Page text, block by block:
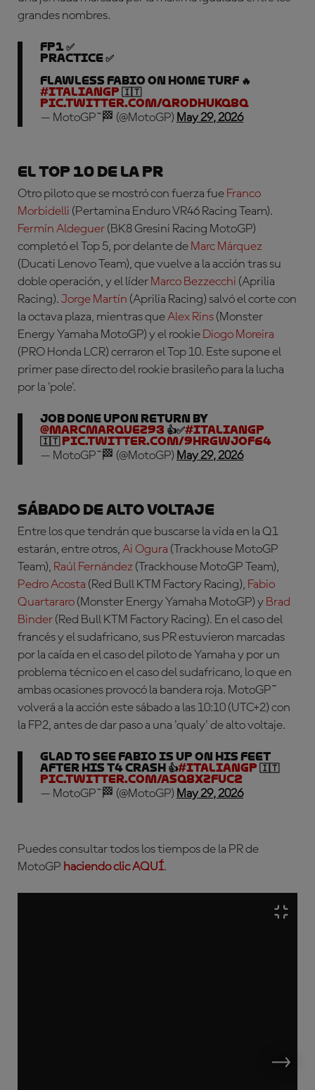
grandes nombres.
FP1 ✅
Practice ✅
Flawless Fabio on home turf 🔥
#ItalianGP 🇮🇹
pic.twitter.com/QrOdhUkq8Q
— MotoGP™🏁 (@MotoGP) May 29, 2026
El Top 10 de la PR
Otro piloto que se mostró con fuerza fue Franco
Morbidelli (Pertamina Enduro VR46 Racing Team).
Fermín Aldeguer (BK8 Gresini Racing MotoGP)
completó el Top 5, por delante de Marc Márquez
(Ducati Lenovo Team), que vuelve a la acción tras su
doble operación, y el líder Marco Bezzecchi (Aprilia
Racing). Jorge Martín (Aprilia Racing) salvó el corte con
la octava plaza, mientras queAlex Rins (Monster
Energy Yamaha MotoGP) y el rookie Diogo Moreira
(PRO Honda LCR) cerraron el Top 10. Este supone el
primer pase directo del rookie brasileño para la lucha
por la 'pole'.
Job done upon return by
@marcmarquez93 👍✅#ItalianGP
🇮🇹pic.twitter.com/9hRgwJOf64
— MotoGP™🏁 (@MotoGP) May 29, 2026
Sábado de alto voltaje
Entre los que tendrán que buscarse la vida en la Q1
estarán, entre otros, Ai Ogura (Trackhouse MotoGP
Team), Raúl Fernández (Trackhouse MotoGP Team),
Pedro Acosta (Red Bull KTM Factory Racing), Fabio
Quartararo (Monster Energy Yamaha MotoGP) y Brad
Binder (Red Bull KTM Factory Racing). En el caso del
francés y el sudafricano, sus PR estuvieron marcadas
por la caída en el caso del piloto de Yamaha y por un
problema técnico en el caso del sudafricano, lo que en
ambas ocasiones provocó la bandera roja. MotoGP™
volverá a la acción este sábado a las 10:10 (UTC+2) con
la FP2, antes de dar paso a una 'qualy' de alto voltaje.
Glad to see Fabio is up on his feet
after his T4 crash 👍#ItalianGP 🇮🇹
pic.twitter.com/AsQ8xzfUc2
— MotoGP™🏁 (@MotoGP) May 29, 2026
Puedes consultar todos los tiempos de la PR de
MotoGP haciendo clic AQUÍ.